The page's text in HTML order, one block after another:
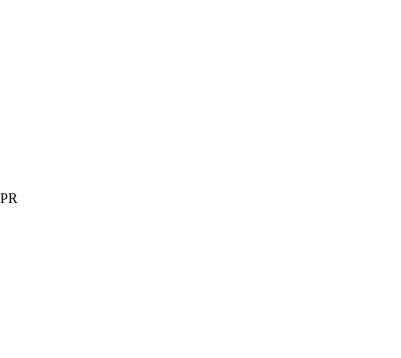
PR